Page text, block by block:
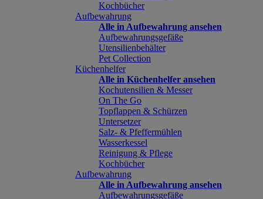
Kochbücher
Aufbewahrung
Alle in Aufbewahrung ansehen
Aufbewahrungsgefäße
Utensilienbehälter
Pet Collection
Küchenhelfer
Alle in Küchenhelfer ansehen
Kochutensilien & Messer
On The Go
Topflappen & Schürzen
Untersetzer
Salz- & Pfeffermühlen
Wasserkessel
Reinigung & Pflege
Kochbücher
Aufbewahrung
Alle in Aufbewahrung ansehen
Aufbewahrungsgefäße